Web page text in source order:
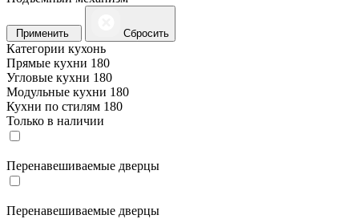
Применить Сбросить
Категории кухонь
Прямые кухни 180
Угловые кухни 180
Модульные кухни 180
Кухни по стилям 180
Только в наличии
Перенавешиваемые дверцы
Перенавешиваемые дверцы